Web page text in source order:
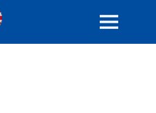
MENU